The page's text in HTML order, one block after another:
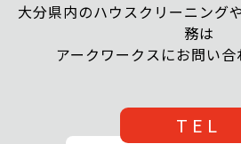
大分県内のハウスクリーニング
務は
アークワークスにお問い合
TEL